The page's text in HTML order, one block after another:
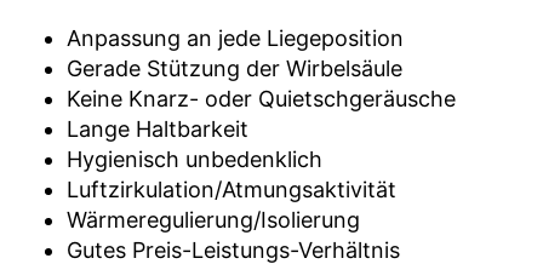
Anpassung an jede Liegeposition
Gerade Stützung der Wirbelsäule
Keine Knarz- oder Quietschgeräusche
Lange Haltbarkeit
Hygienisch unbedenklich
Luftzirkulation/Atmungsaktivität
Wärmeregulierung/Isolierung
Gutes Preis-Leistungs-Verhältnis